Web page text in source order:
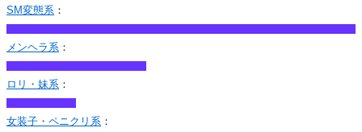
SM変態系 ：
メンヘラ系 ：
ロリ・妹系 ：
女装子・ペニクリ系 ：